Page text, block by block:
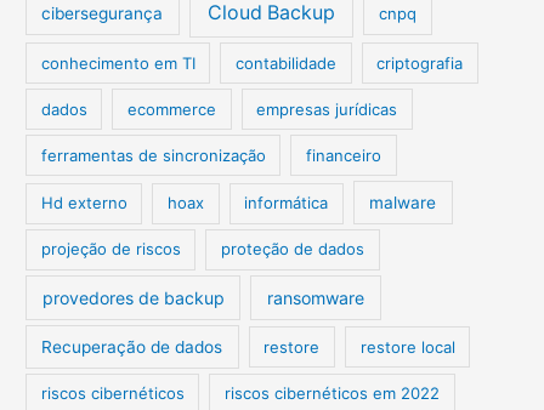
cibersegurança Cloud Backup cnpq
conhecimento em TI contabilidade criptografia
dados ecommerce empresas jurídicas
ferramentas de sincronização financeiro
Hd externo hoax informática malware
projeção de riscos proteção de dados
provedores de backup ransomware
Recuperação de dados restore restore local
riscos cibernéticos riscos cibernéticos em 2022